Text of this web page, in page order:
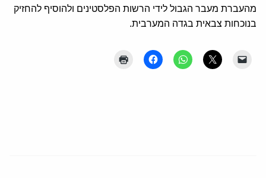
מהעברת מעבר הגבול לידי הרשות הפלסטינים ולהוסיף להחזיק
בנוכחות צבאית בגדה המערבית.